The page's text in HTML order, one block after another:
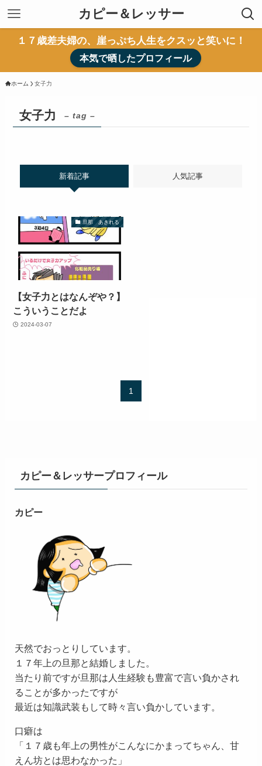
カピー＆レッサー
１７歳差夫婦の、崖っぷち人生をクスッと笑いに！
本気で晒したプロフィール
ホーム 女子力
女子力 – tag –
新着記事 人気記事
旦那 あきれる
【女子力とはなんぞや？】
こういうことだよ
2024-03-07
1
カピー＆レッサープロフィール
カピー
天然でおっとりしています。
１７年上の旦那と結婚しました。
当たり前ですが旦那は人生経験も豊富で言い負かされ
ることが多かったですが
最近は知識武装もして時々言い負かしています。
口癖は
「１７歳も年上の男性がこんなにかまってちゃん、甘
えん坊とは思わなかった」